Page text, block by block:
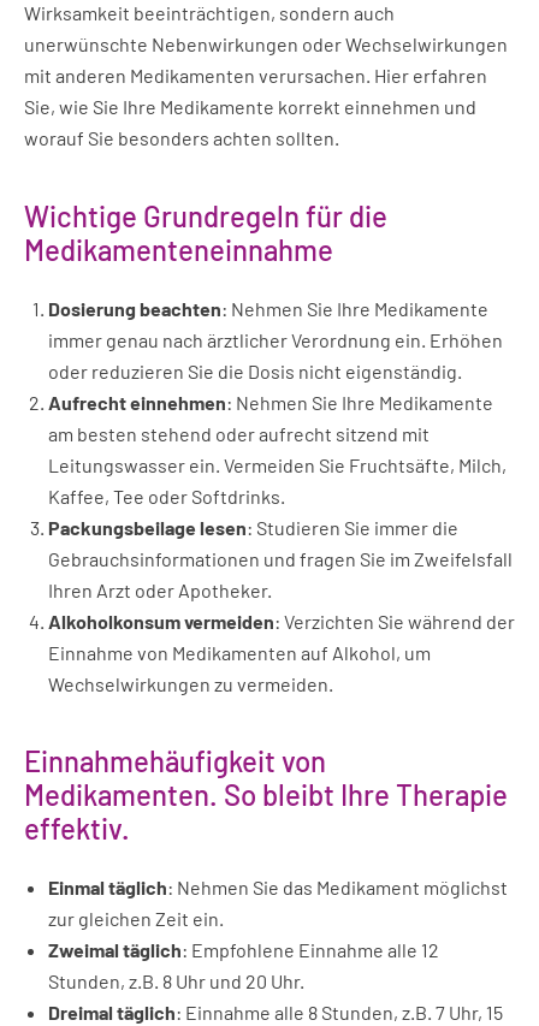
Wirksamkeit beeinträchtigen, sondern auch
unerwünschte Nebenwirkungen oder Wechselwirkungen
mit anderen Medikamenten verursachen. Hier erfahren
Sie, wie Sie Ihre Medikamente korrekt einnehmen und
worauf Sie besonders achten sollten.
Wichtige Grundregeln für die
Medikamenteneinnahme
Dosierung beachten: Nehmen Sie Ihre Medikamente
immer genau nach ärztlicher Verordnung ein. Erhöhen
oder reduzieren Sie die Dosis nicht eigenständig.
Aufrecht einnehmen: Nehmen Sie Ihre Medikamente
am besten stehend oder aufrecht sitzend mit
Leitungswasser ein. Vermeiden Sie Fruchtsäfte, Milch,
Kaffee, Tee oder Softdrinks.
Packungsbeilage lesen: Studieren Sie immer die
Gebrauchsinformationen und fragen Sie im Zweifelsfall
Ihren Arzt oder Apotheker.
Alkoholkonsum vermeiden: Verzichten Sie während der
Einnahme von Medikamenten auf Alkohol, um
Wechselwirkungen zu vermeiden.
Einnahmehäufigkeit von
Medikamenten. So bleibt Ihre Therapie
effektiv.
Einmal täglich: Nehmen Sie das Medikament möglichst
zur gleichen Zeit ein.
Zweimal täglich: Empfohlene Einnahme alle 12
Stunden, z.B. 8 Uhr und 20 Uhr.
Dreimal täglich: Einnahme alle 8 Stunden, z.B. 7 Uhr, 15